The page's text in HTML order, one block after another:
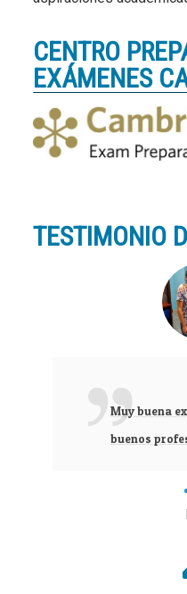
CENTRO
EXÁMENES
TESTIMONIO
Muy buena
buenos